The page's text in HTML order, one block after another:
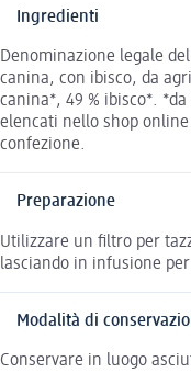
Ingredienti
Denominazione legale
canina, con ibisco, da
canina*, 49 % ibisco*.
elencati nello shop
confezione.
Preparazione
Utilizzare un ﬁltro per
lasciando in infusione
Modalità di
Conservare in luogo